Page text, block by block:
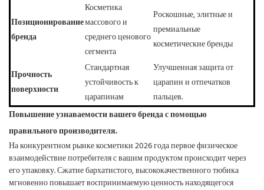
Позиционирование
бренда
Косметика
массового и
среднего ценового
сегмента
Роскошные, элитные и
премиальные
косметические бренды
Прочность
поверхности
Стандартная
устойчивость к
царапинам
Улучшенная защита от
царапин и отпечатков
пальцев.
Повышение узнаваемости вашего бренда с помощью
правильного производителя.
На конкурентном рынке косметики 2026 года первое физическое
взаимодействие потребителя с вашим продуктом происходит через
его упаковку. Сжатие бархатистого, высококачественного тюбика
мгновенно повышает воспринимаемую ценность находящегося